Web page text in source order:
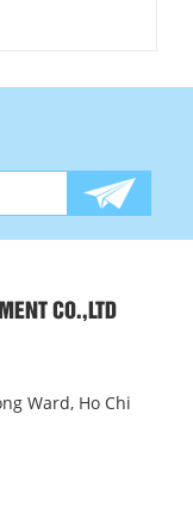
CO.,LTD
Ward, Ho Chi